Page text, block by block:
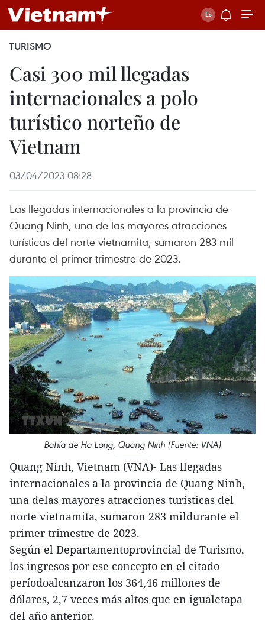
TURISMO
Casi 300 mil llegadas
internacionales a polo
turístico norteño de
Vietnam
03/04/2023 08:28
Las llegadas internacionales a la provincia de
Quang Ninh, una de las mayores atracciones
turísticas del norte vietnamita, sumaron 283 mil
durante el primer trimestre de 2023.
Bahía de Ha Long, Quang Ninh (Fuente: VNA)
Quang Ninh, Vietnam (VNA)- Las llegadas
internacionales a la provincia de Quang Ninh,
una delas mayores atracciones turísticas del
norte vietnamita, sumaron 283 mildurante el
primer trimestre de 2023.
Según el Departamentoprovincial de Turismo,
los ingresos por ese concepto en el citado
períodoalcanzaron los 364,46 millones de
dólares, 2,7 veces más altos que en igualetapa
del año anterior.